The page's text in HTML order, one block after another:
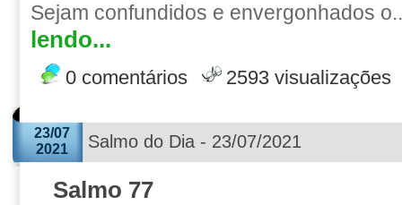
Sejam confundidos e envergonhados
lendo...
0 comentários 2593 visualizações
23/07
2021
Salmo do Dia - 23/07/2021
Salmo 77